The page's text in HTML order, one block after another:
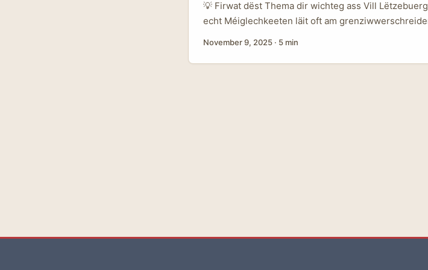
💡 Firwat dëst Thema dir wichteg ass Vill
echt Méiglechkeeten läit oft am
Plus sichtbar sinn, fir dech an hir Brand-
Research, smarter Outreach, an enger Präis- a
November 9, 2025 · 5 min